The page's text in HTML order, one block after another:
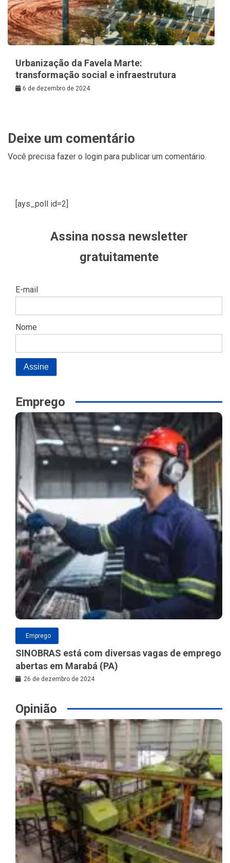
Urbanização da Favela Marte:
transformação social e infraestrutura
6 de dezembro de 2024
Deixe um comentário
Você precisa fazer o login para publicar um comentário.
[ays_poll id=2]
Assina nossa newsletter
gratuitamente
E-mail
Nome
Emprego
Emprego
SINOBRAS está com diversas vagas de emprego
abertas em Marabá (PA)
26 de dezembro de 2024
Opinião